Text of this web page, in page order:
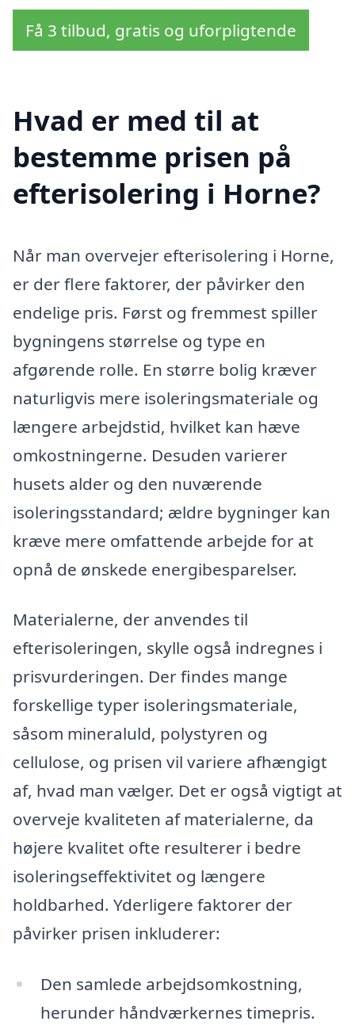
Få 3 tilbud, gratis og uforpligtende
Hvad er med til at
bestemme prisen på
efterisolering i Horne?
Når man overvejer efterisolering i Horne,
er der flere faktorer, der påvirker den
endelige pris. Først og fremmest spiller
bygningens størrelse og type en
afgørende rolle. En større bolig kræver
naturligvis mere isoleringsmateriale og
længere arbejdstid, hvilket kan hæve
omkostningerne. Desuden varierer
husets alder og den nuværende
isoleringsstandard; ældre bygninger kan
kræve mere omfattende arbejde for at
opnå de ønskede energibesparelser.
Materialerne, der anvendes til
efterisoleringen, skylle også indregnes i
prisvurderingen. Der findes mange
forskellige typer isoleringsmateriale,
såsom mineraluld, polystyren og
cellulose, og prisen vil variere afhængigt
af, hvad man vælger. Det er også vigtigt at
overveje kvaliteten af materialerne, da
højere kvalitet ofte resulterer i bedre
isoleringseffektivitet og længere
holdbarhed. Yderligere faktorer der
påvirker prisen inkluderer:
Den samlede arbejdsomkostning,
herunder håndværkernes timepris.